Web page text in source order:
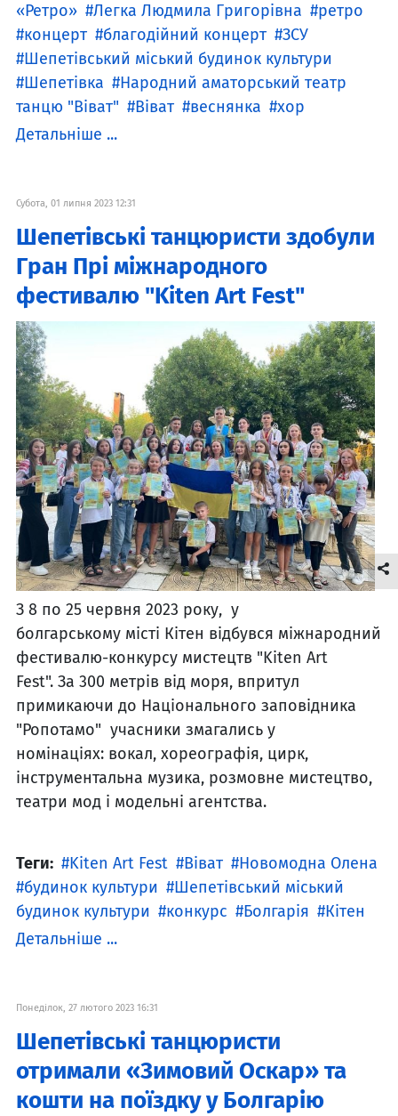
«Ретро»
Легка Людмила Григорівна
ретро
концерт
благодійний концерт
ЗСУ
Шепетівський міський будинок культури
Шепетівка
Народний аматорський театр
танцю "Віват"
Віват веснянка
хор
Детальніше ...
Субота, 01 липня 2023 12:31
Шепетівські танцюристи здобули
Гран Прі міжнародного
фестивалю "Kiten Art Fest"
З 8 по 25 червня 2023 року, у
болгарському місті Кітен відбувся міжнародний
фестивалю-конкурсу мистецтв "Kiten Art
Fest". За 300 метрів від моря, впритул
примикаючи до Національного заповідника
"Ропотамо" учасники змагались у
номінаціях: вокал, хореографія, цирк,
інструментальна музика, розмовне мистецтво,
театри мод і модельні агентства.
Теги: Kiten Art Fest Віват
Новомодна Олена
будинок культури
Шепетівський міський
будинок культури
конкурс Болгарія
Кітен
Детальніше ...
Понеділок, 27 лютого 2023 16:31
Шепетівські танцюристи
отримали «Зимовий Оскар» та
кошти на поїздку у Болгарію